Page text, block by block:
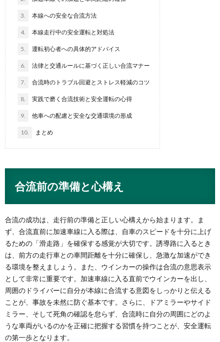
3. 本線への安全な合流方法
4. 本線走行中の安全運転と対処法
5. 運転初心者への具体的アドバイス
6. 法律と交通ルールに基づく正しい合流マナー
7. 合流時のトラブル回避とストレス軽減のコツ
8. 実践で磨く合流技術と安全運転の心得
9. 他車への配慮と安全な交通環境の形成
10. まとめ
合流前の準備と心構え
合流の成功は、走行前の準備と正しい心構えから始まります。ま
ず、合流直前に加速車線に入る際は、自車のスピードを十分に上げ
るための「滑走路」を確保する感覚が大切です。誘導路に入るとき
は、前方の走行車との車間距離を十分に確保し、急激な加速ができ
る環境を整えましょう。また、ウインカーの操作は合流の意思表示
として非常に重要です。加速車線に入る直前でウインカーを出し、
周囲のドライバーに自分が本線に合流する意図をしっかりと伝える
ことが、事故を未然に防ぐ基本です。さらに、ドアミラーやサイド
ミラー、そして死角の確認を怠らず、合流時に自分の周囲にどのよ
うな車両がいるのかを正確に把握する習慣を持つことが、安全運転
の第一歩となります。